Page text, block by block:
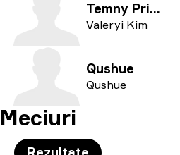
Temny Prince
Valeryi Kim
Qushue
Qushue
Meciuri